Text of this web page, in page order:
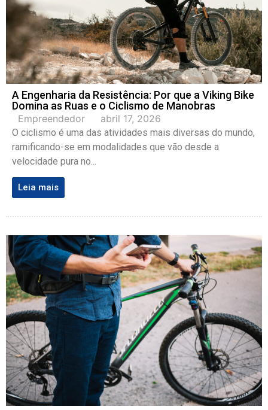
A Engenharia da Resistência: Por que a Viking Bike
Domina as Ruas e o Ciclismo de Manobras
Empreendedor abril 17, 2026
O ciclismo é uma das atividades mais diversas do mundo,
ramificando-se em modalidades que vão desde a
velocidade pura no...
Leia mais